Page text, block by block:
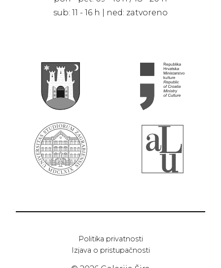
sub: 11 - 16 h | ned: zatvoreno
Politika privatnosti
Izjava o pristupačnosti